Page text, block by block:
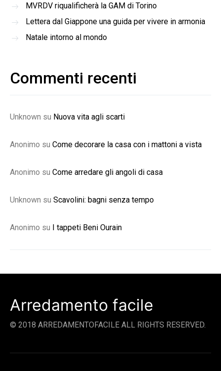
MVRDV riqualificherà la GAM di Torino
Lettera dal Giappone una guida per vivere in armonia
Natale intorno al mondo
Commenti recenti
Unknown su Nuova vita agli scarti
Anonimo su Come decorare la casa con i mattoni a vista
Anonimo su Come arredare gli angoli di casa
Unknown su Scavolini: bagni senza tempo
Anonimo su I tappeti Beni Ourain
Arredamento facile
© 2018 ARREDAMENTOFACILE ALL RIGHTS RESERVED.